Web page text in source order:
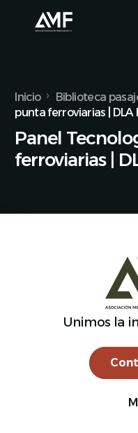
Inicio Biblioteca
punta ferroviarias | DLA
Panel
ferroviarias |
Unimos la